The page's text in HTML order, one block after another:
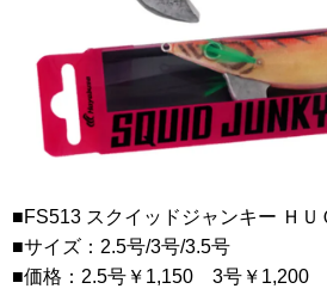
■FS513 スクイッドジャンキー ＨＵ
■サイズ：2.5号/3号/3.5号
■価格：2.5号￥1,150 3号￥1,200